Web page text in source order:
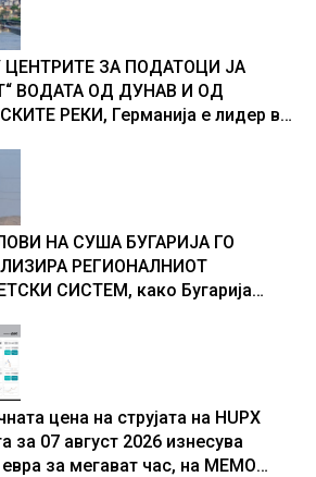
овој настан што го промени
историјата
ЦЕНТРИТЕ ЗА ПОДАТОЦИ ЈА
ВОДАТА ОД ДУНАВ И ОД
РЕКИ, Германија е лидер во
НА СУША БУГАРИЈА ГО
РЕГИОНАЛНИОТ
СИСТЕМ, како Бугарија
на енергија од батерии
цена на струјата на HUPX
за 07 август 2026 изнесува
евра за мегават час, на МЕМО